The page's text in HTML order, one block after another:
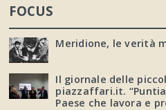
FOCUS
Meridione, le verità
Il giornale delle
piazzaffari.it.
Paese che lavora e